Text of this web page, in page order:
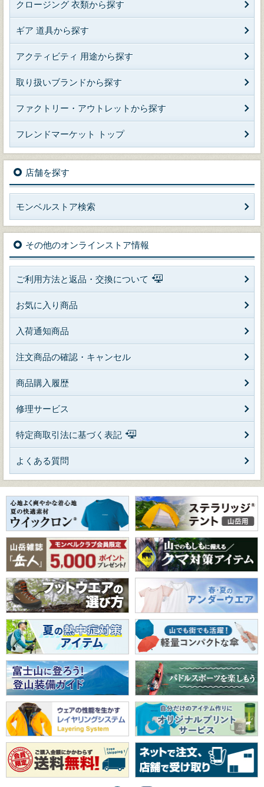
クロージング 衣類から探す
ギア 道具から探す
アクティビティ 用途から探す
取り扱いブランドから探す
ファクトリー・アウトレットから探す
フレンドマーケット トップ
店舗を探す
モンベルストア検索
その他のオンラインストア情報
ご利用方法と返品・交換について
お気に入り商品
入荷通知商品
注文商品の確認・キャンセル
商品購入履歴
修理サービス
特定商取引法に基づく表記
よくある質問